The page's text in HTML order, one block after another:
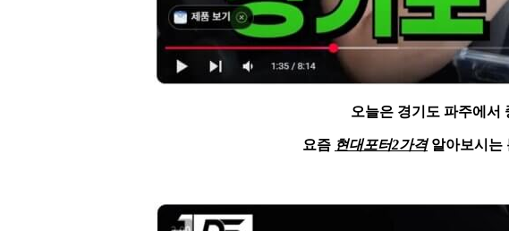
오늘은 경기도 파주에서
요즘 현대포터2가격알아보시는